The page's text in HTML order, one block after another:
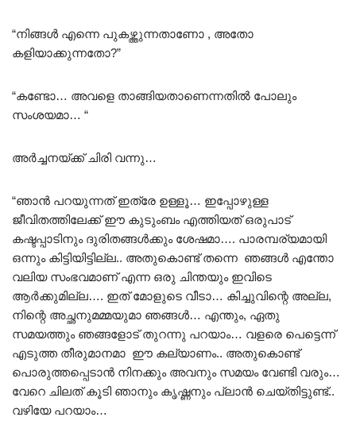
“നിങ്ങൾ എന്നെ പുകഴ്ത്തുന്നതാണോ , അതോ
കളിയാക്കുന്നതോ?”
“കണ്ടോ… അവളെ താങ്ങിയതാണെന്നതിൽ പോലും
സംശയമാ… “
അർച്ചനയ്ക്ക് ചിരി വന്നു…
“ഞാൻ പറയുന്നത് ഇത്രേ ഉള്ളൂ… ഇപ്പോഴുള്ള
ജീവിതത്തിലേക്ക് ഈ കുടുംബം എത്തിയത് ഒരുപാട്
കഷ്ടപ്പാടിനും ദുരിതങ്ങൾക്കും ശേഷമാ…. പാരമ്പര്യമായി
ഒന്നും കിട്ടിയിട്ടില്ല.. അതുകൊണ്ട് തന്നെ ഞങ്ങൾ എന്തോ
വലിയ സംഭവമാണ് എന്ന ഒരു ചിന്തയും ഇവിടെ
ആർക്കുമില്ല…. ഇത് മോളുടെ വീടാ… കിച്ചുവിന്റെ അല്ല,
നിന്റെ അച്ഛനുമമ്മയുമാ ഞങ്ങൾ… എന്തും, ഏതു
സമയത്തും ഞങ്ങളോട് തുറന്നു പറയാം… വളരെ പെട്ടെന്ന്
എടുത്ത തീരുമാനമാ ഈ കല്യാണം.. അതുകൊണ്ട്
പൊരുത്തപ്പെടാൻ നിനക്കും അവനും സമയം വേണ്ടി വരും…
വേറെ ചിലത് കൂടി ഞാനും കൃഷ്ണനും പ്ലാൻ ചെയ്തിട്ടുണ്ട്..
വഴിയേ പറയാം…